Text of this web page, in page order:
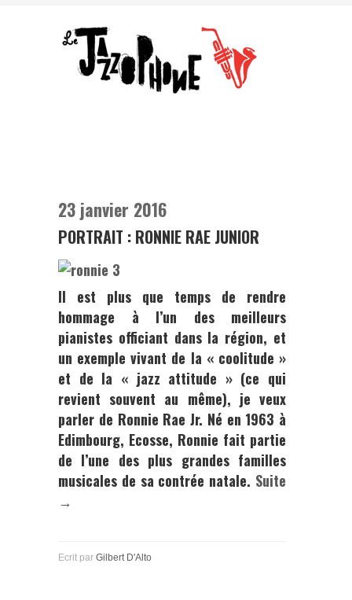
23 janvier 2016
PORTRAIT : RONNIE RAE JUNIOR
Il est plus que temps de rendre
hommage à l’un des meilleurs
pianistes officiant dans la région, et
un exemple vivant de la « coolitude »
et de la « jazz attitude » (ce qui
revient souvent au même), je veux
parler de Ronnie Rae Jr. Né en 1963 à
Edimbourg, Ecosse, Ronnie fait partie
de l’une des plus grandes familles
musicales de sa contrée natale. Suite
→
Ecrit par Gilbert D'Alto